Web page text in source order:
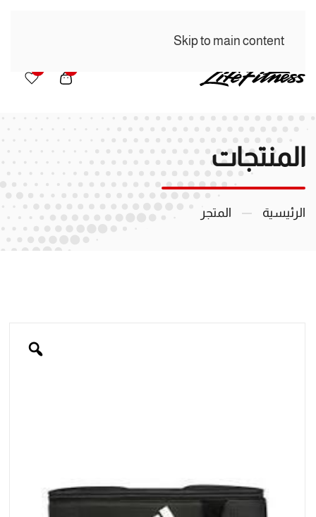
Skip to main content
المنتجات
الرئيسية المتجر